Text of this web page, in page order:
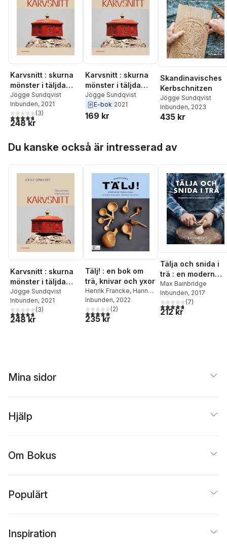
Karvsnitt : skurna
mönster i täljda
föremål
Jögge Sundqvist
Inbunden, 2021
4,7utav 5 stjärnor. Totalt antal röster:
(3)
248 kr
Karvsnitt : skurna
mönster i täljda
föremål
Jögge Sundqvist
E-bok 2021
169 kr
Skandinavisches
Kerbschnitzen
Jögge Sundqvist
Inbunden, 2023
435 kr
Du kanske också är intresserad av
Karvsnitt : skurna
mönster i täljda
föremål
Jögge Sundqvist
Inbunden, 2021
4,7utav 5 stjärnor. Totalt antal röster:
(3)
248 kr
Tälj! : en bok om
trä, knivar och yxor
Henrik Francke, Hannes
Dahlrot
Inbunden, 2022
5,0utav 5 stjärnor. Totalt antal röster:
(2)
235 kr
Tälja och snida i
trä : en modern
guide till kreativt
skapande
Max Bainbridge
Inbunden, 2017
4,7utav 5 stjärnor.
(7)
212 kr
Mina sidor
Hjälp
Om Bokus
Populärt
Inspiration